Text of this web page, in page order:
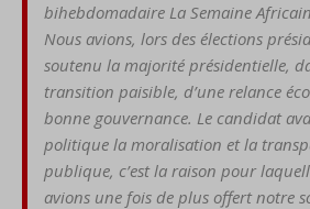
bihebdomadaire La Semaine
Nous avions, lors des élections
soutenu la majorité présidentielle,
transition paisible, d’une relance
bonne gouvernance. Le candidat
politique la moralisation et la
publique, c’estla raison pour
avions une fois de plus offert notre